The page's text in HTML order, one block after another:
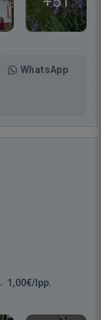
WhatsApp
1,00€/lpp.